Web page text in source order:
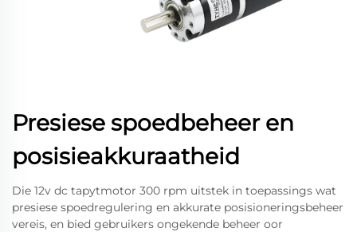
Presiese spoedbeheer en
posisieakkuraatheid
Die 12v dc tapytmotor 300 rpm uitstek in toepassings wat
presiese spoedregulering en akkurate posisioneringsbeheer
vereis, en bied gebruikers ongekende beheer oor